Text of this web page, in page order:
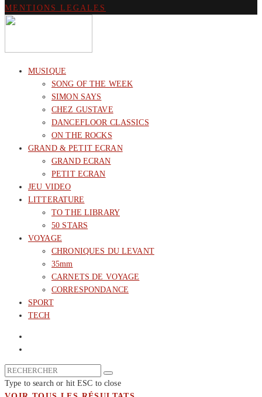
MENTIONS LEGALES
MUSIQUE
SONG OF THE WEEK
SIMON SAYS
CHEZ GUSTAVE
DANCEFLOOR CLASSICS
ON THE ROCKS
GRAND & PETIT ECRAN
GRAND ECRAN
PETIT ECRAN
JEU VIDEO
LITTERATURE
TO THE LIBRARY
50 STARS
VOYAGE
CHRONIQUES DU LEVANT
35mm
CARNETS DE VOYAGE
CORRESPONDANCE
SPORT
TECH
Type to search or hit ESC to close